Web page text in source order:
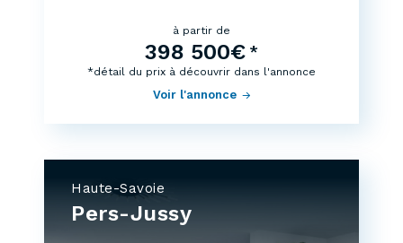
à partir de
398 500€ *
Voir l'annonce
*détail du prix à découvrir dans l'annonce
Haute-Savoie
Pers-Jussy